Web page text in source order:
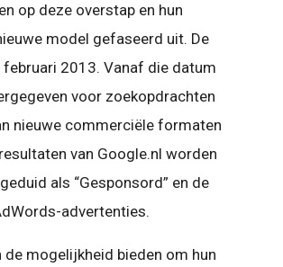
op deze overstap en hun
model gefaseerd uit. De
2013. Vanaf die datum
voor zoekopdrachten
nieuwe commerciële formaten
van Google.nl worden
als “Gesponsord” en de
advertenties.
mogelijkheid bieden om hun